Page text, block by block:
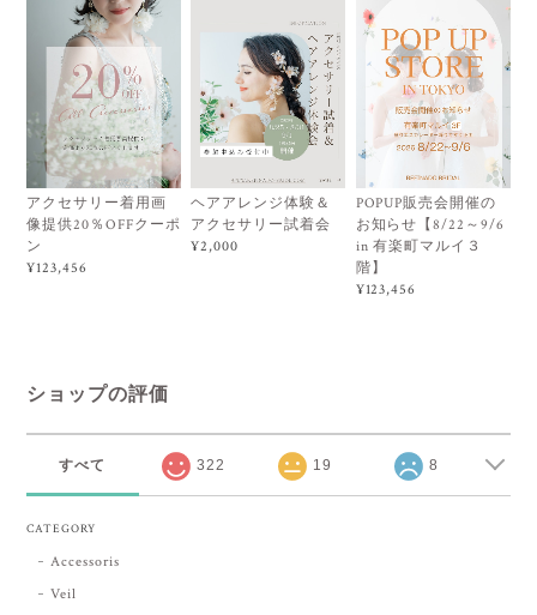
アクセサリー着用画
像提供20％OFFクーポ
ン
¥123,456
ヘアアレンジ体験＆
アクセサリー試着会
¥2,000
POPUP販売会開催の
お知らせ【8/22～9/6
in 有楽町マルイ３
階】
¥123,456
ショップの評価
すべて 322 19 8
CATEGORY
Accessoris
Veil